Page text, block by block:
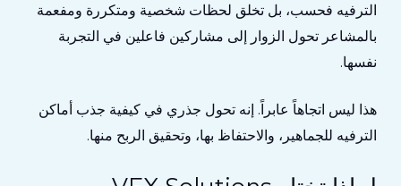
الترفيه فحسب، بل تخلق لحظات شخصية ومتكررة ومفعمة
بالمشاعر تحول الزوار إلى مشاركين فاعلين في التجربة
نفسها.
هذا ليس اتجاهاً عابراً. إنه تحول جذري في كيفية جذب أماكن
الترفيه للجماهير، والاحتفاظ بها، وتحقيق الربح منها.